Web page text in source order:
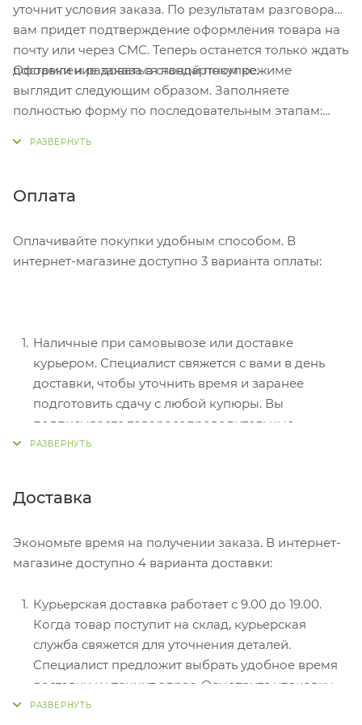
уточнит условия заказа. По результатам разговора
вам придет подтверждение оформления товара на
почту или через СМС. Теперь останется только ждать
доставки и радоваться новой покупке.
Оформление заказа в стандартном режиме
выглядит следующим образом. Заполняете
полностью форму по последовательным этапам:
Нажмите кнопку «Оформить заказ».
Оплата
Оплачивайте покупки удобным способом. В
интернет-магазине доступно 3 варианта оплаты:
Наличные при самовывозе или доставке
курьером. Специалист свяжется с вами в день
доставки, чтобы уточнить время и заранее
подготовить сдачу с любой купюры. Вы
подписываете товаросопроводительные
документы, вносите денежные средства,
перенаправит вас на сервер системы ASSIST.
Здесь нужно ввести номер карты, срок действия
Электронные системы при онлайн-заказе:
PayPal, WebMoney и Яндекс.Деньги. Для
совершения покупки система перенаправит вас
на страницу платежного сервиса. Здесь
необходимо заполнить форму по инструкции.
Доставка
Экономьте время на получении заказа. В интернет-
магазине доступно 4 варианта доставки:
Курьерская доставка работает с 9.00 до 19.00.
Когда товар поступит на склад, курьерская
служба свяжется для уточнения деталей.
Специалист предложит выбрать удобное время
доставки и уточнит адрес. Осмотрите упаковку
на целостность и соответствие указанной